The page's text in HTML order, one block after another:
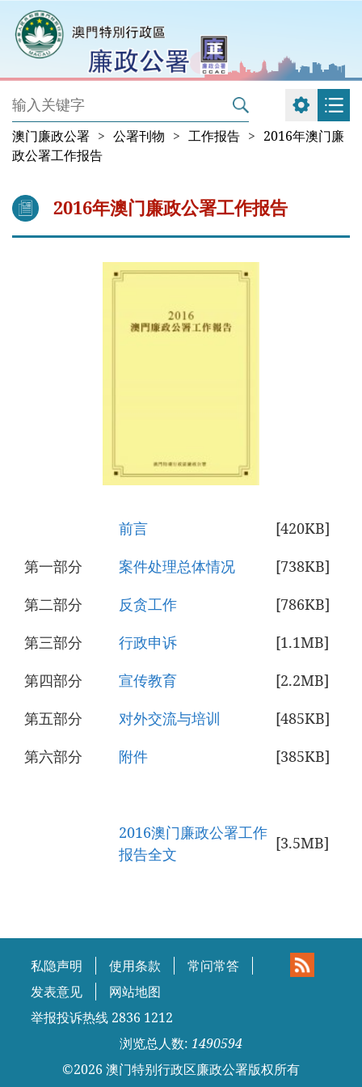
澳门廉政公署 > 公署刊物 > 工作报告 > 2016年澳门廉
政公署工作报告
2016年澳门廉政公署工作报告
前言
[420KB]
第一部分
案件处理总体情况
[738KB]
第二部分
反贪工作
[786KB]
第三部分
行政申诉
[1.1MB]
第四部分
宣传教育
[2.2MB]
第五部分
对外交流与培训
[485KB]
第六部分
附件 [385KB]
2016澳门廉政公署工作
报告全文
[3.5MB]
私隐声明 使用条款
常问常答
发表意见
网站地图
举报投诉热线 2836 1212
浏览总人数: 1490594
©2026 澳门特别行政区廉政公署版权所有